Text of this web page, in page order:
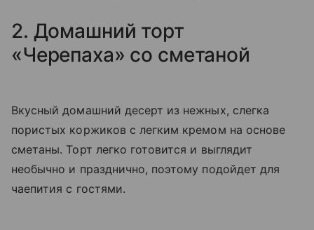
2. Домашний торт
«Черепаха» со сметаной
Вкусный домашний десерт из нежных, слегка
пористых коржиков с легким кремом на основе
сметаны. Торт легко готовится и выглядит
необычно и празднично, поэтому подойдет для
чаепития с гостями.